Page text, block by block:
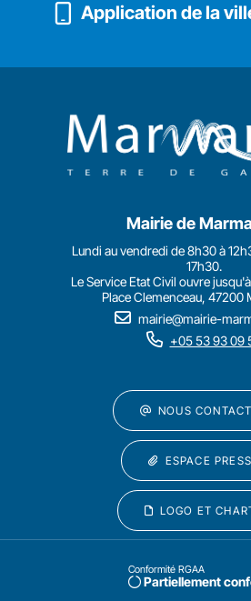
Application de la
Mairie de
Lundi au vendredi de 8h30 à
17h30.
Le Service Etat Civil ouvre
Place Clemenceau, 47200
mairie@mairie-
+05 53 93 09
NOUS
ESPACE
LOGO ET
Conformité RGAA
Partiellement